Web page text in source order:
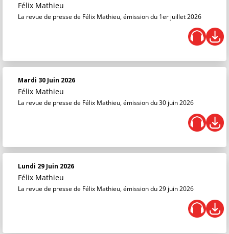
Félix Mathieu
La revue de presse de Félix Mathieu, émission du 1er juillet 2026
Mardi 30 Juin 2026
Félix Mathieu
La revue de presse de Félix Mathieu, émission du 30 juin 2026
Lundi 29 Juin 2026
Félix Mathieu
La revue de presse de Félix Mathieu, émission du 29 juin 2026